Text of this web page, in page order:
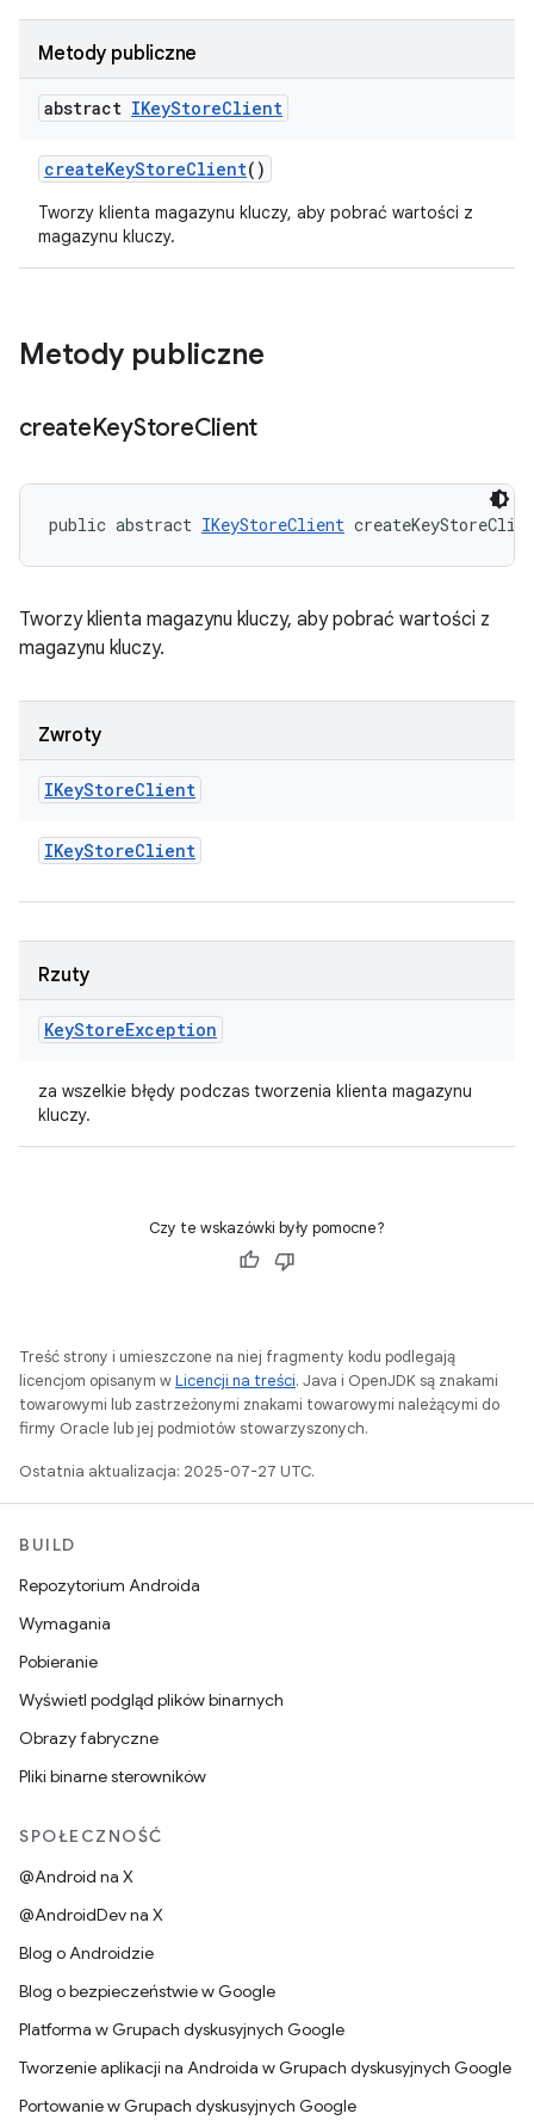
Metody publiczne
abstract IKeyStoreClient
createKeyStoreClient()
Tworzy klienta magazynu kluczy, aby pobrać wartości z
magazynu kluczy.
Metody publiczne
createKeyStoreClient
public abstract IKeyStoreClient
Tworzy klienta magazynu kluczy, aby pobrać wartości z
magazynu kluczy.
Zwroty
IKeyStoreClient
IKeyStoreClient
Rzuty
KeyStoreException
za wszelkie błędy podczas tworzenia klienta magazynu
kluczy.
Czy te wskazówki były pomocne?
Treść strony i umieszczone na niej fragmenty kodu podlegają
licencjom opisanym wLicencji na treści. Java i OpenJDK są znakami
towarowymi lub zastrzeżonymi znakami towarowymi należącymi do
firmy Oracle lub jej podmiotów stowarzyszonych.
Ostatnia aktualizacja: 2025-07-27 UTC.
BUILD
Repozytorium Androida
Wymagania
Pobieranie
Wyświetl podgląd plików binarnych
Obrazy fabryczne
Pliki binarne sterowników
SPOŁECZNOŚĆ
@Android na X
@AndroidDev na X
Blog o Androidzie
Blog o bezpieczeństwie w Google
Platforma w Grupach dyskusyjnych Google
Tworzenie aplikacji na Androida w Grupach dyskusyjnych Google
Portowanie w Grupach dyskusyjnych Google